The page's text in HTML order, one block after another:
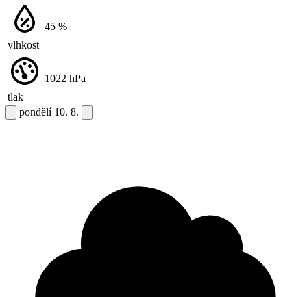
vlhkost
45 %
tlak
1022 hPa
pondělí 10. 8.